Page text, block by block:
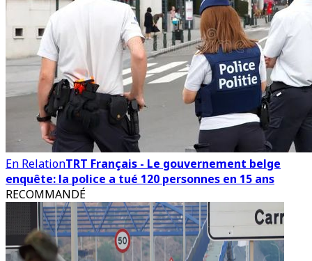
En RelationTRT Français - Le gouvernement belge
enquête: la police a tué 120 personnes en 15 ans
RECOMMANDÉ